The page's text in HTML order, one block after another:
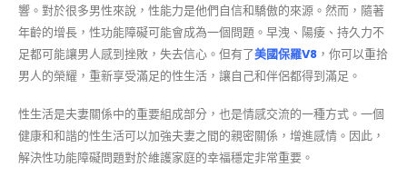
響。對於很多男性來說，性能力是他們自信和驕傲的來源。然而，隨著
年齡的增長，性功能障礙可能會成為一個問題。早洩、陽痿、持久力不
足都可能讓男人感到挫敗，失去信心。但有了美國保羅V8 ，你可以重拾
男人的榮耀，重新享受滿足的性生活，讓自己和伴侶都得到滿足。
性生活是夫妻關係中的重要組成部分，也是情感交流的一種方式。一個
健康和和諧的性生活可以加強夫妻之間的親密關係，增進感情。因此，
解決性功能障礙問題對於維護家庭的幸福穩定非常重要。